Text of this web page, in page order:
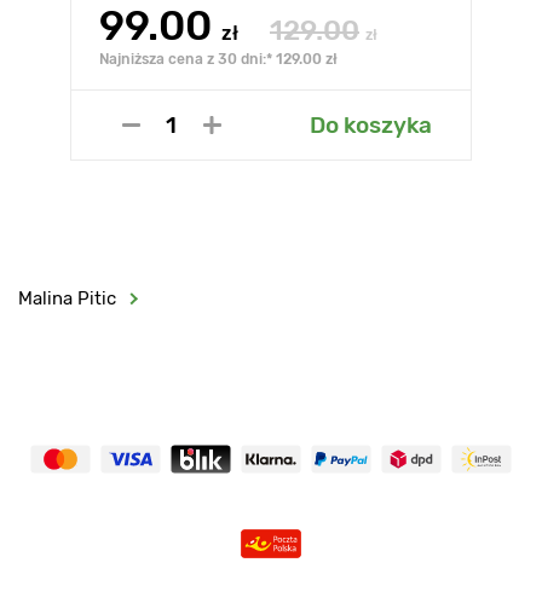
99.00 zł 129.00 zł
Najniższa cena z 30 dni:* 129.00 zł
Do koszyka
Malina Pitic